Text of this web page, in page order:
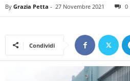
By Grazia Petta - 27 Novembre 2021 0
Condividi